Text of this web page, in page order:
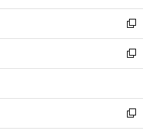
開
く
ウ
で
開
く
ン
ド
ウ
で
開
ウ
ィ
ン
ド
ウ
開
く
し
い
ウ
ィ
ン
ウ
で
開
新
し
い
ウ
ン
ド
ウ
新
し
ウ
ィ
ン
新
し